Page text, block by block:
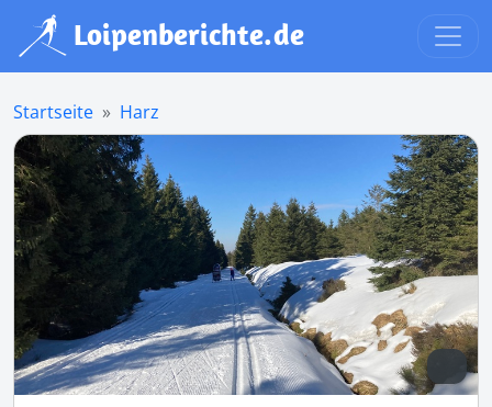
Startseite Harz